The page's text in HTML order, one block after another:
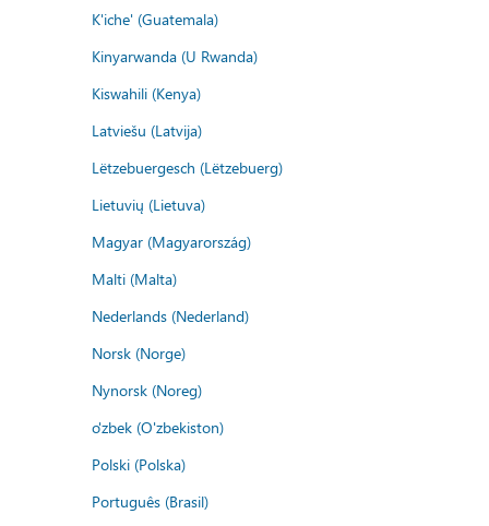
K'iche' (Guatemala)
Kinyarwanda (U Rwanda)
Kiswahili (Kenya)
Latviešu (Latvija)
Lëtzebuergesch (Lëtzebuerg)
Lietuvių (Lietuva)
Magyar (Magyarország)
Malti (Malta)
Nederlands (Nederland)
Norsk (Norge)
Nynorsk (Noreg)
o'zbek (O'zbekiston)
Polski (Polska)
Português (Brasil)